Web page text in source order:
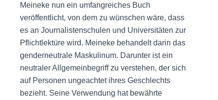
Meineke nun ein umfangreiches Buch
veröffentlicht, von dem zu wünschen wäre, dass
es an Journalistenschulen und Universitäten zur
Pflichtlektüre wird. Meineke behandelt darin das
genderneutrale Maskulinum. Darunter ist ein
neutraler Allgemeinbegriff zu verstehen, der sich
auf Personen ungeachtet ihres Geschlechts
bezieht. Seine Verwendung hat bewährte